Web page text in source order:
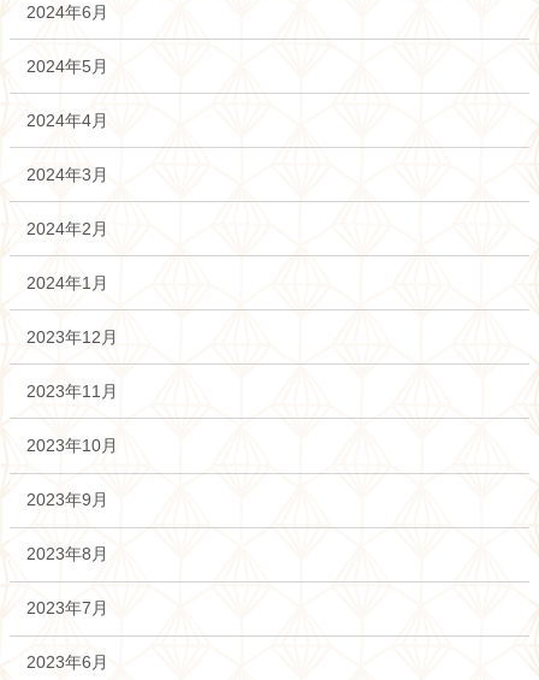
2024年6月
2024年5月
2024年4月
2024年3月
2024年2月
2024年1月
2023年12月
2023年11月
2023年10月
2023年9月
2023年8月
2023年7月
2023年6月